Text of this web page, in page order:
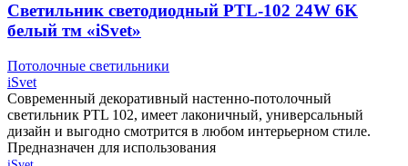
Cветильник светодиодный PTL-102 24W 6K
белый тм «iSvet»
Потолочные светильники
iSvet
Современный декоративный настенно-потолочный
светильник PTL 102, имеет лаконичный, универсальный
дизайн и выгодно смотрится в любом интерьерном стиле.
Предназначен для использования